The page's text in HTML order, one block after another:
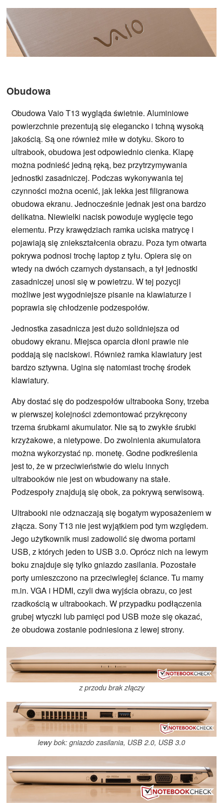
Obudowa
Obudowa Vaio T13 wygląda świetnie. Aluminiowe
powierzchnie prezentują się elegancko i tchną wysoką
jakością. Są one również miłe w dotyku. Skoro to
ultrabook, obudowa jest odpowiednio cienka. Klapę
można podnieść jedną ręką, bez przytrzymywania
jednostki zasadniczej. Podczas wykonywania tej
czynności można ocenić, jak lekka jest filigranowa
obudowa ekranu. Jednocześnie jednak jest ona bardzo
delikatna. Niewielki nacisk powoduje wygięcie tego
elementu. Przy krawędziach ramka uciska matrycę i
pojawiają się zniekształcenia obrazu. Poza tym otwarta
pokrywa podnosi trochę laptop z tyłu. Opiera się on
wtedy na dwóch czarnych dystansach, a tył jednostki
zasadniczej unosi się w powietrzu. W tej pozycji
możliwe jest wygodniejsze pisanie na klawiaturze i
poprawia się chłodzenie podzespołów.
Jednostka zasadnicza jest dużo solidniejsza od
obudowy ekranu. Miejsca oparcia dłoni prawie nie
poddają się naciskowi. Również ramka klawiatury jest
bardzo sztywna. Ugina się natomiast trochę środek
klawiatury.
Aby dostać się do podzespołów ultrabooka Sony, trzeba
w pierwszej kolejności zdemontować przykręcony
trzema śrubkami akumulator. Nie są to zwykłe śrubki
krzyżakowe, a nietypowe. Do zwolnienia akumulatora
można wykorzystać np. monetę. Godne podkreślenia
jest to, że w przeciwieństwie do wielu innych
ultrabooków nie jest on wbudowany na stałe.
Podzespoły znajdują się obok, za pokrywą serwisową.
Ultrabooki nie odznaczają się bogatym wyposażeniem w
złącza. Sony T13 nie jest wyjątkiem pod tym względem.
Jego użytkownik musi zadowolić się dwoma portami
USB, z których jeden to USB 3.0. Oprócz nich na lewym
boku znajduje się tylko gniazdo zasilania. Pozostałe
porty umieszczono na przeciwległej ściance. Tu mamy
m.in. VGA i HDMI, czyli dwa wyjścia obrazu, co jest
rzadkością w ultrabookach. W przypadku podłączenia
grubej wtyczki lub pamięci pod USB może się okazać,
że obudowa zostanie podniesiona z lewej strony.
z przodu brak złączy
lewy bok: gniazdo zasilania, USB 2.0, USB 3.0